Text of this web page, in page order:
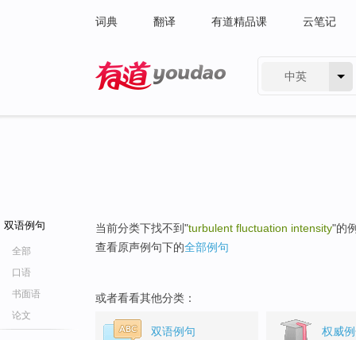
词典 翻译 有道精品课 云笔记
中英
双语例句
全部
口语
书面语
论文
当前分类下找不到"turbulent fluctuation intensity"的
查看原声例句下的全部例句
或者看看其他分类：
双语例句 权威